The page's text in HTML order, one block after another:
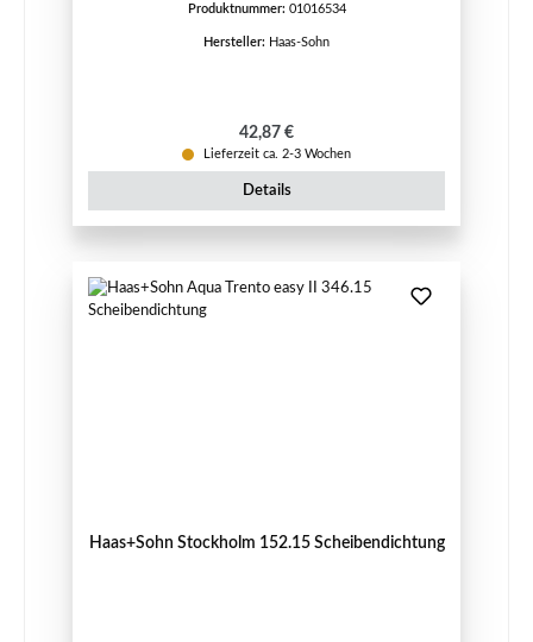
Produktnummer: 01016534
Hersteller: Haas-Sohn
Regulärer Preis:
42,87 €
Lieferzeit ca. 2-3 Wochen
Details
Haas+Sohn Stockholm 152.15 Scheibendichtung